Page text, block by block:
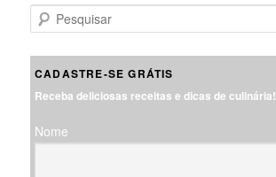
e
u
a
CADASTRE-SE GRÁTIS
Receba deliciosas receitas e dicas de culinária!
Nome